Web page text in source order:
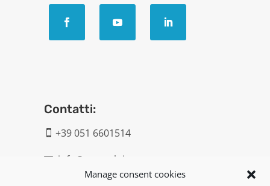
Manage consent cookies
Contatti:
 +39 051 6601514
 info@geatech.it